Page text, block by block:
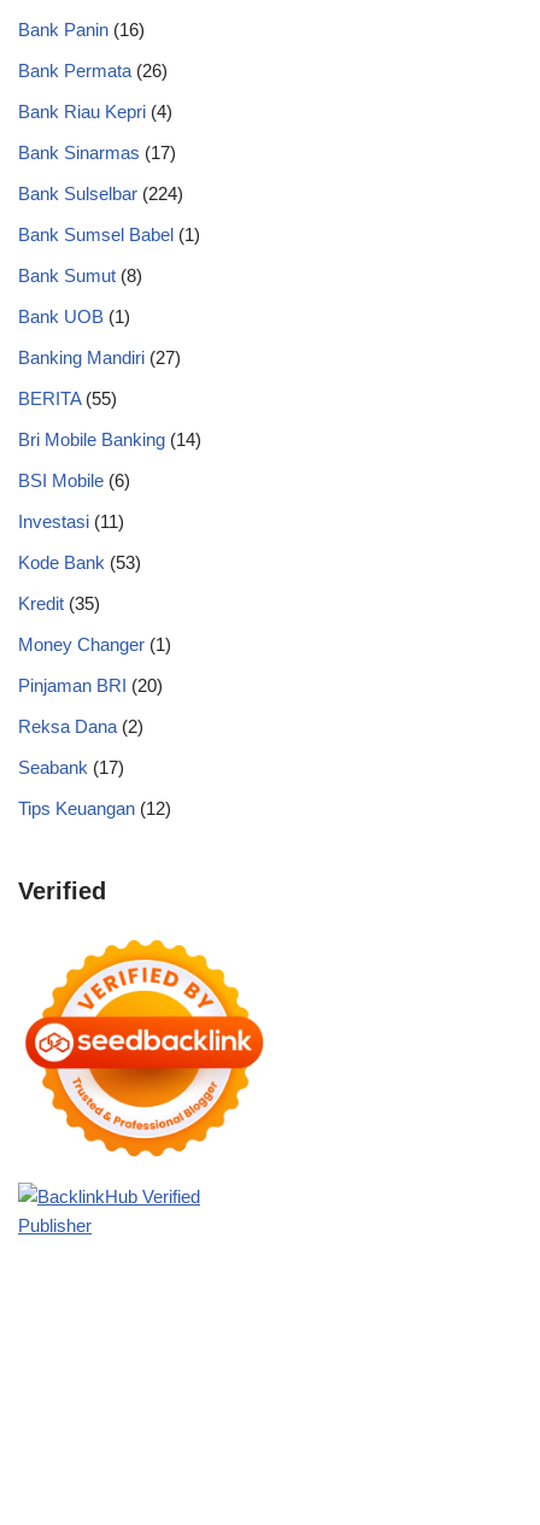
Bank Panin (16)
Bank Permata (26)
Bank Riau Kepri (4)
Bank Sinarmas (17)
Bank Sulselbar (224)
Bank Sumsel Babel (1)
Bank Sumut (8)
Bank UOB (1)
Banking Mandiri (27)
BERITA(55)
Bri Mobile Banking (14)
BSI Mobile (6)
Investasi (11)
Kode Bank (53)
Kredit (35)
Money Changer (1)
Pinjaman BRI (20)
Reksa Dana (2)
Seabank (17)
Tips Keuangan (12)
Verified